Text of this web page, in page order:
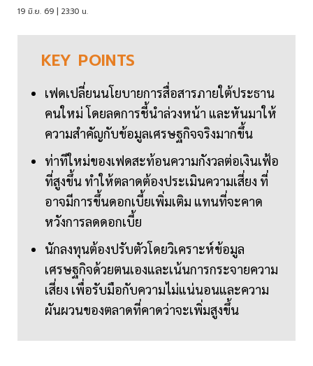
19 มิ.ย. 69 | 23:30 น.
KEY POINTS
เฟดเปลี่ยนนโยบายการสื่อสารภายใต้ประธาน
คนใหม่ โดยลดการชี้นำล่วงหน้า และหันมาให้
ความสำคัญกับข้อมูลเศรษฐกิจจริงมากขึ้น
ท่าทีใหม่ของเฟดสะท้อนความกังวลต่อเงินเฟ้อ
ที่สูงขึ้น ทำให้ตลาดต้องประเมินความเสี่ยง ที่
อาจมีการขึ้นดอกเบี้ยเพิ่มเติม แทนที่จะคาด
หวังการลดดอกเบี้ย
นักลงทุนต้องปรับตัวโดยวิเคราะห์ข้อมูล
เศรษฐกิจด้วยตนเองและเน้นการกระจายความ
เสี่ยง เพื่อรับมือกับความไม่แน่นอนและความ
ผันผวนของตลาดที่คาดว่าจะเพิ่มสูงขึ้น